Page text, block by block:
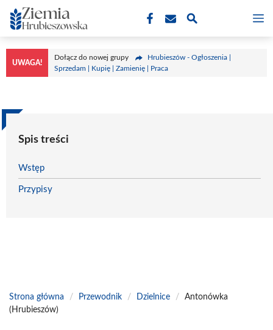
Przejdź
do
treści
UWAGA!
Dołącz do nowej grupy
Hrubieszów - Ogłoszenia |
Sprzedam | Kupię | Zamienię | Praca
Spis treści
Wstęp
Przypisy
Strona główna / Przewodnik / Dzielnice /
Antonówka
(Hrubieszów)